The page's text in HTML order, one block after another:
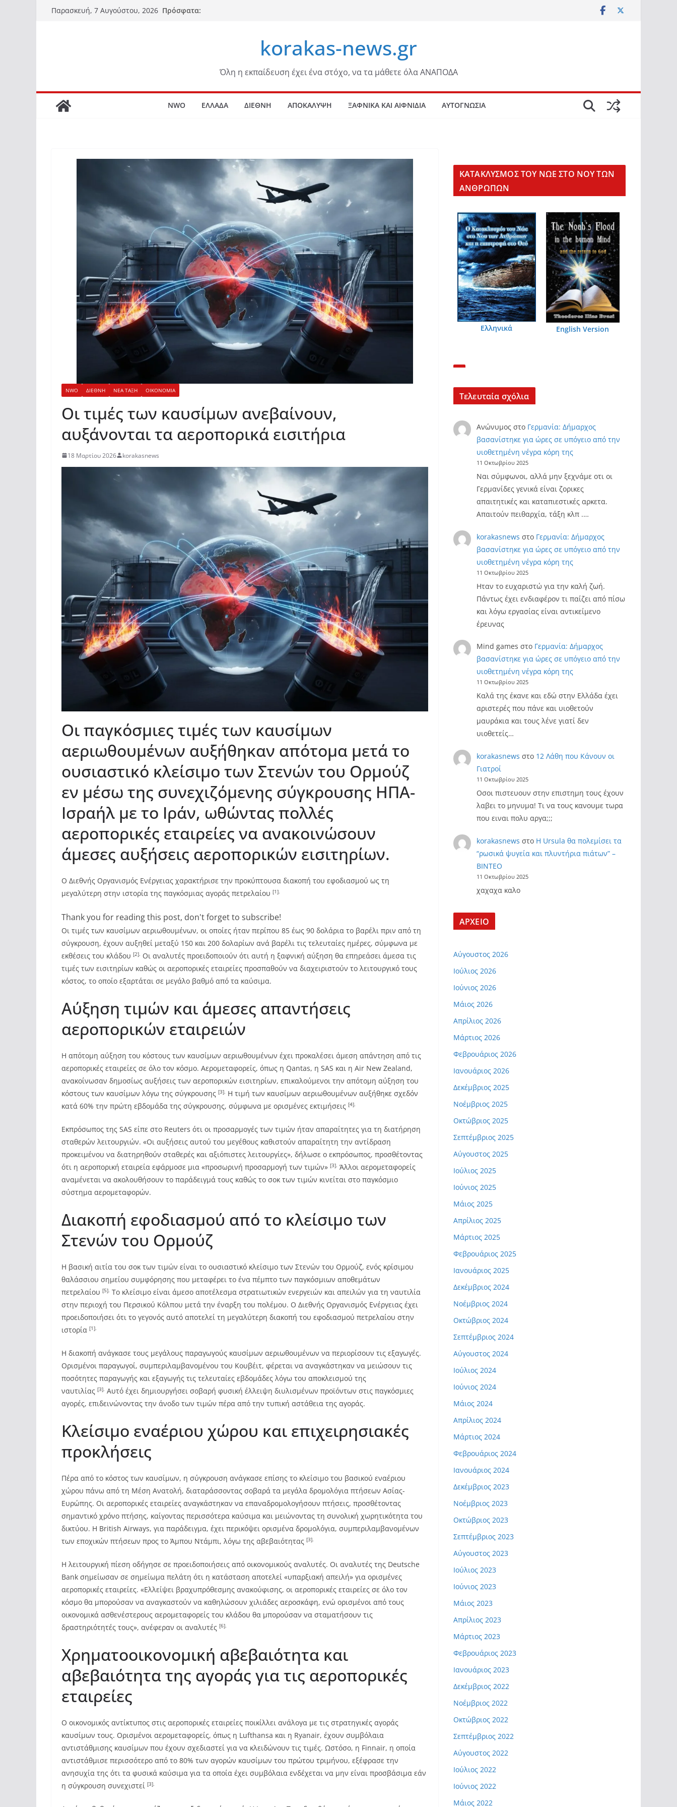
Μετάβαση
Παρασκευή, 7 Αυγούστου, 2026 Πρόσφατα:
korakas-news.gr
Όλη η εκπαίδευση έχει ένα στόχο, να τα μάθετε όλα ΑΝΑΠΟΔΑ
NWO ΕΛΛΑΔΑ ΔΙΕΘΝΗ ΑΠΟΚΑΛΥΨΗ ΞΑΦΝΙΚΑ ΚΑΙ ΑΙΦΝΙΔΙΑ ΑΥΤΟΓΝΩΣΙΑ
NWO ΔΙΕΘΝΗ ΝΕΑ ΤΑΞΗ ΟΙΚΟΝΟΜΙΑ
Οι τιμές των καυσίμων ανεβαίνουν,
αυξάνονται τα αεροπορικά εισιτήρια
18 Μαρτίου 2026 korakasnews
Οι παγκόσμιες τιμές των καυσίμων
αεριωθουμένων αυξήθηκαν απότομα μετά το
ουσιαστικό κλείσιμο των Στενών του Ορμούζ
εν μέσω της συνεχιζόμενης σύγκρουσης ΗΠΑ-
Ισραήλ με το Ιράν, ωθώντας πολλές
αεροπορικές εταιρείες να ανακοινώσουν
άμεσες αυξήσεις αεροπορικών εισιτηρίων.
Ο Διεθνής Οργανισμός Ενέργειας χαρακτήρισε την προκύπτουσα διακοπή του εφοδιασμού ως τη
μεγαλύτερη στην ιστορία της παγκόσμιας αγοράς πετρελαίου [1].
Thank you for reading this post, don't forget to subscribe!
Οι τιμές των καυσίμων αεριωθουμένων, οι οποίες ήταν περίπου 85 έως 90 δολάρια το βαρέλι πριν από τη
σύγκρουση, έχουν αυξηθεί μεταξύ 150 και 200 δολαρίων ανά βαρέλι τις τελευταίες ημέρες, σύμφωνα με
εκθέσεις του κλάδου [2]. Οι αναλυτές προειδοποιούν ότι αυτή η ξαφνική αύξηση θα επηρεάσει άμεσα τις
τιμές των εισιτηρίων καθώς οι αεροπορικές εταιρείες προσπαθούν να διαχειριστούν το λειτουργικό τους
κόστος, το οποίο εξαρτάται σε μεγάλο βαθμό από τα καύσιμα.
Αύξηση τιμών και άμεσες απαντήσεις
αεροπορικών εταιρειών
Η απότομη αύξηση του κόστους των καυσίμων αεριωθουμένων έχει προκαλέσει άμεση απάντηση από τις
αεροπορικές εταιρείες σε όλο τον κόσμο. Αερομεταφορείς, όπως η Qantas, η SAS και η Air New Zealand,
ανακοίνωσαν δημοσίως αυξήσεις των αεροπορικών εισιτηρίων, επικαλούμενοι την απότομη αύξηση του
κόστους των καυσίμων λόγω της σύγκρουσης [3]. Η τιμή των καυσίμων αεριωθουμένων αυξήθηκε σχεδόν
κατά 60% την πρώτη εβδομάδα της σύγκρουσης, σύμφωνα με ορισμένες εκτιμήσεις [4].
Εκπρόσωπος της SAS είπε στο Reuters ότι οι προσαρμογές των τιμών ήταν απαραίτητες για τη διατήρηση
σταθερών λειτουργιών. «Οι αυξήσεις αυτού του μεγέθους καθιστούν απαραίτητη την αντίδραση
προκειμένου να διατηρηθούν σταθερές και αξιόπιστες λειτουργίες», δήλωσε ο εκπρόσωπος, προσθέτοντας
ότι η αεροπορική εταιρεία εφάρμοσε μια «προσωρινή προσαρμογή των τιμών» [3]. Άλλοι αερομεταφορείς
αναμένεται να ακολουθήσουν το παράδειγμά τους καθώς το σοκ των τιμών κινείται στο παγκόσμιο
σύστημα αερομεταφορών.
Διακοπή εφοδιασμού από το κλείσιμο των
Στενών του Ορμούζ
Η βασική αιτία του σοκ των τιμών είναι το ουσιαστικό κλείσιμο των Στενών του Ορμούζ, ενός κρίσιμου
θαλάσσιου σημείου συμφόρησης που μεταφέρει το ένα πέμπτο των παγκόσμιων αποθεμάτων
πετρελαίου [5]. Το κλείσιμο είναι άμεσο αποτέλεσμα στρατιωτικών ενεργειών και απειλών για τη ναυτιλία
στην περιοχή του Περσικού Κόλπου μετά την έναρξη του πολέμου. Ο Διεθνής Οργανισμός Ενέργειας έχει
προειδοποιήσει ότι το γεγονός αυτό αποτελεί τη μεγαλύτερη διακοπή του εφοδιασμού πετρελαίου στην
ιστορία [1].
Η διακοπή ανάγκασε τους μεγάλους παραγωγούς καυσίμων αεριωθουμένων να περιορίσουν τις εξαγωγές.
Ορισμένοι παραγωγοί, συμπεριλαμβανομένου του Κουβέιτ, φέρεται να αναγκάστηκαν να μειώσουν τις
ποσότητες παραγωγής και εξαγωγής τις τελευταίες εβδομάδες λόγω του αποκλεισμού της
ναυτιλίας [3]. Αυτό έχει δημιουργήσει σοβαρή φυσική έλλειψη διυλισμένων προϊόντων στις παγκόσμιες
αγορές, επιδεινώνοντας την άνοδο των τιμών πέρα από την τυπική αστάθεια της αγοράς.
Κλείσιμο εναέριου χώρου και επιχειρησιακές
προκλήσεις
Πέρα από το κόστος των καυσίμων, η σύγκρουση ανάγκασε επίσης το κλείσιμο του βασικού εναέριου
χώρου πάνω από τη Μέση Ανατολή, διαταράσσοντας σοβαρά τα μεγάλα δρομολόγια πτήσεων Ασίας-
Ευρώπης. Οι αεροπορικές εταιρείες αναγκάστηκαν να επαναδρομολογήσουν πτήσεις, προσθέτοντας
σημαντικό χρόνο πτήσης, καίγοντας περισσότερα καύσιμα και μειώνοντας τη συνολική χωρητικότητα του
δικτύου. Η British Airways, για παράδειγμα, έχει περικόψει ορισμένα δρομολόγια, συμπεριλαμβανομένων
των εποχικών πτήσεων προς το Άμπου Ντάμπι, λόγω της αβεβαιότητας [3].
Η λειτουργική πίεση οδήγησε σε προειδοποιήσεις από οικονομικούς αναλυτές. Οι αναλυτές της Deutsche
Bank σημείωσαν σε σημείωμα πελάτη ότι η κατάσταση αποτελεί «υπαρξιακή απειλή» για ορισμένες
αεροπορικές εταιρείες. «Ελλείψει βραχυπρόθεσμης ανακούφισης, οι αεροπορικές εταιρείες σε όλο τον
κόσμο θα μπορούσαν να αναγκαστούν να καθηλώσουν χιλιάδες αεροσκάφη, ενώ ορισμένοι από τους
οικονομικά ασθενέστερους αερομεταφορείς του κλάδου θα μπορούσαν να σταματήσουν τις
δραστηριότητές τους», ανέφεραν οι αναλυτές [6].
Χρηματοοικονομική αβεβαιότητα και
αβεβαιότητα της αγοράς για τις αεροπορικές
εταιρείες
Ο οικονομικός αντίκτυπος στις αεροπορικές εταιρείες ποικίλλει ανάλογα με τις στρατηγικές αγοράς
καυσίμων τους. Ορισμένοι αερομεταφορείς, όπως η Lufthansa και η Ryanair, έχουν συμβόλαια
αντιστάθμισης καυσίμων που έχουν σχεδιαστεί για να κλειδώνουν τις τιμές. Ωστόσο, η Finnair, η οποία
αντιστάθμισε περισσότερο από το 80% των αγορών καυσίμων του πρώτου τριμήνου, εξέφρασε την
ανησυχία της ότι τα φυσικά καύσιμα για τα οποία έχει συμβόλαια ενδέχεται να μην είναι προσβάσιμα εάν
η σύγκρουση συνεχιστεί [3].
KΑΤΑΚΛΥΣΜΟΣ ΤΟΥ ΝΩΕ ΣΤΟ ΝΟΥ ΤΩΝ
ΑΝΘΡΩΠΩΝ
Ελληνικά English Version
Τελευταία σχόλια
Ανώνυμοςστο Γερμανία: Δήμαρχος
βασανίστηκε για ώρες σε υπόγειο από την
υιοθετημένη νέγρα κόρη της
11 Οκτωβρίου 2025
Ναι σύμφωνοι, αλλά μην ξεχνάμε οτι οι
Γερμανίδες γενικά είναι ζορικες
απαιτητικές και καταπιεστικές αρκετα.
Απαιτούν πειθαρχία, τάξη κλπ .…
korakasnews στο Γερμανία: Δήμαρχος
βασανίστηκε για ώρες σε υπόγειο από την
υιοθετημένη νέγρα κόρη της
11 Οκτωβρίου 2025
Ηταν το ευχαριστώ για την καλή ζωή.
Πάντως έχει ενδιαφέρον τι παίζει από πίσω
και λόγω εργασίας είναι αντικείμενο
έρευνας
Mind games στο Γερμανία: Δήμαρχος
βασανίστηκε για ώρες σε υπόγειο από την
υιοθετημένη νέγρα κόρη της
11 Οκτωβρίου 2025
Καλά της έκανε και εδώ στην Ελλάδα έχει
αριστερές που πάνε και υιοθετούν
μαυράκια και τους λένε γιατί δεν
υιοθετείς…
korakasnews στο 12 Λάθη που Κάνουν οι
Γιατροί
11 Οκτωβρίου 2025
Οσοι πιστευουν στην επιστημη τους έχουν
λαβει το μηνυμα! Τι να τους κανουμε τωρα
που ειναι πολυ αργα;;;
korakasnews στο Η Ursula θα πολεμίσει τα
“ρωσικά ψυγεία και πλυντήρια πιάτων” –
ΒΙΝΤΕΟ
11 Οκτωβρίου 2025
χαχαχα καλο
ΑΡΧΕΙΟ
Αύγουστος 2026
Ιούλιος 2026
Ιούνιος 2026
Μάιος 2026
Απρίλιος 2026
Μάρτιος 2026
Φεβρουάριος 2026
Ιανουάριος 2026
Δεκέμβριος 2025
Νοέμβριος 2025
Οκτώβριος 2025
Σεπτέμβριος 2025
Αύγουστος 2025
Ιούλιος 2025
Ιούνιος 2025
Μάιος 2025
Απρίλιος 2025
Μάρτιος 2025
Φεβρουάριος 2025
Ιανουάριος 2025
Δεκέμβριος 2024
Νοέμβριος 2024
Οκτώβριος 2024
Σεπτέμβριος 2024
Αύγουστος 2024
Ιούλιος 2024
Ιούνιος 2024
Μάιος 2024
Απρίλιος 2024
Μάρτιος 2024
Φεβρουάριος 2024
Ιανουάριος 2024
Δεκέμβριος 2023
Νοέμβριος 2023
Οκτώβριος 2023
Σεπτέμβριος 2023
Αύγουστος 2023
Ιούλιος 2023
Ιούνιος 2023
Μάιος 2023
Απρίλιος 2023
Μάρτιος 2023
Φεβρουάριος 2023
Ιανουάριος 2023
Δεκέμβριος 2022
Νοέμβριος 2022
Οκτώβριος 2022
Σεπτέμβριος 2022
Αύγουστος 2022
Ιούλιος 2022
Ιούνιος 2022
Μάιος 2022